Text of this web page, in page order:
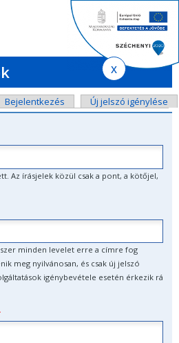
EN HU
űrlap
fül)
Bejelentkezés Új jelszó igénylése
Az írásjelek közül csak a pont, a kötőjel,
minden levelet erre a címre fog
meg nyilvánosan, és csak új jelszó
igénybevétele esetén érkezik rá